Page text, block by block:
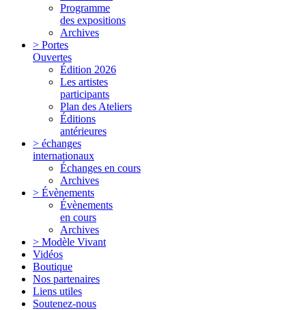
Programme
des expositions
Archives
> Portes
Ouvertes
Édition 2026
Les artistes
participants
Plan des Ateliers
Éditions
antérieures
> échanges
internationaux
Échanges en cours
Archives
> Évènements
Évènements
en cours
Archives
> Modèle Vivant
Vidéos
Boutique
Nos partenaires
Liens utiles
Soutenez-nous